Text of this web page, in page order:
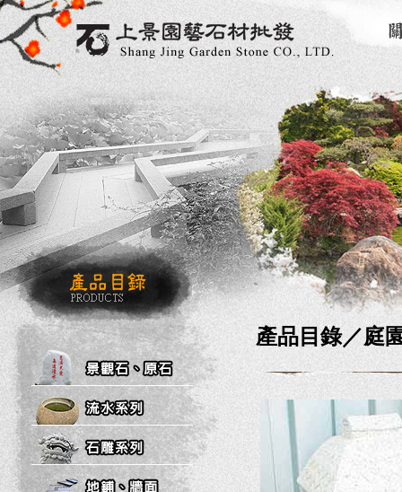
產品目錄／庭